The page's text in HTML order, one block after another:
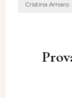
Cristina Amaro